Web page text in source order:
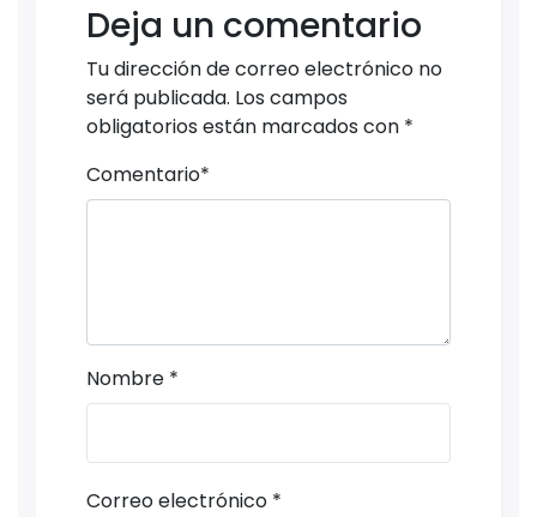
Deja un comentario
Tu dirección de correo electrónico no
será publicada. Los campos
obligatorios están marcados con *
Comentario*
Nombre *
Correo electrónico *